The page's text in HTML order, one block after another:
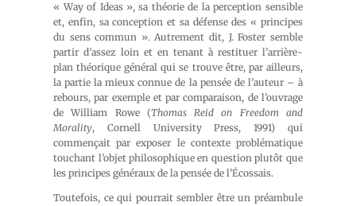
« Way of Ideas », sa théorie de la perception sensible
et, enfin, sa conception et sa défense des « principes
du sens commun ». Autrement dit, J. Foster semble
partir d’assez loin et en tenant à restituer l’arrière-
plan théorique général qui se trouve être, par ailleurs,
la partie la mieux connue de la pensée de l’auteur – à
rebours, par exemple et par comparaison, de l’ouvrage
de William Rowe (Thomas
Reid on Freedom and
Morality, Cornell University Press, 1991) qui
commençait par exposer le contexte problématique
touchant l’objet philosophique en question plutôt que
les principes généraux de la pensée de l’Écossais.
Toutefois, ce qui pourrait sembler être un préambule